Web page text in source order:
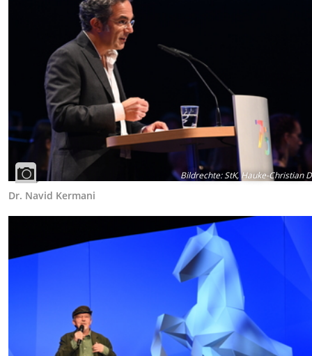
Bildrechte:StK, Hauke-Christian
Dr. Navid Kermani